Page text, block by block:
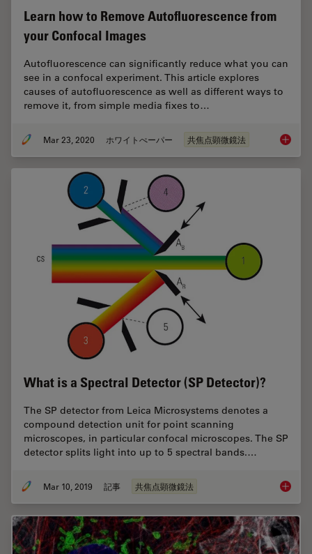
Learn how to Remove Autofluorescence from
your Confocal Images
Autofluorescence can significantly reduce what you can
see in a confocal experiment. This article explores
causes of autofluorescence as well as different ways to
remove it, from simple media fixes to…
Mar 23, 2020 ホワイトぺーパー 共焦点顕微鏡法 Learn
What is a Spectral Detector (SP Detector)?
The SP detector from Leica Microsystems denotes a
compound detection unit for point scanning
microscopes, in particular confocal microscopes. The SP
detector splits light into up to 5 spectral bands.…
Mar 10, 2019 記事 共焦点顕微鏡法 What is